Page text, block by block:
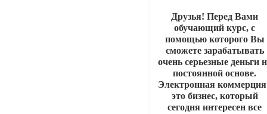
Друзья! Перед Вами
обучающий курс, с
помощью которого Вы
сможете зарабатывать
очень серьезные деньги
постоянной основе.
Электронная
это бизнес, который
сегодня интересен все